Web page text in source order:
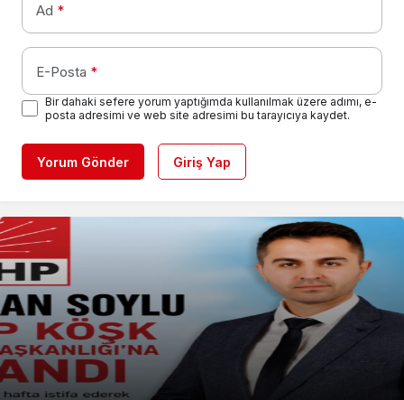
Ad *
E-Posta *
Bir dahaki sefere yorum yaptığımda kullanılmak üzere adımı, e-
posta adresimi ve web site adresimi bu tarayıcıya kaydet.
Yorum Gönder Giriş Yap